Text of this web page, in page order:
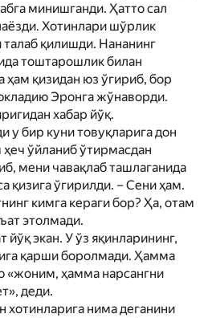
минишганди. Ҳатто сал
Хотинлари шўрлик
қилишди. Нананинг
тоштарошлик билан
ҳам қизидан юз ўгириб, бор
Эронга жўнаворди.
хабар йўқ.
у бир куни товуқларига дон
ўйланиб ўтирмасдан
мени чавақлаб ташлаганида
қизига ўгирилди. – Сени ҳам.
кимга кераги бор? Ҳа, отам
этолмади.
экан. У ўз яқинларининг,
қарши боролмади. Ҳамма
«жоним, ҳамма нарсангни
деди.
хотинларига нима деганини